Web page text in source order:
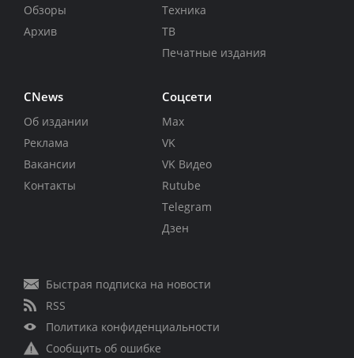
Обзоры
Архив
Техника
ТВ
Печатные издания
CNews
Об издании
Реклама
Вакансии
Контакты
Соцсети
Max
VK
VK Видео
Rutube
Telegram
Дзен
Быстрая подписка на новости
RSS
Политика конфиденциальности
Сообщить об ошибке